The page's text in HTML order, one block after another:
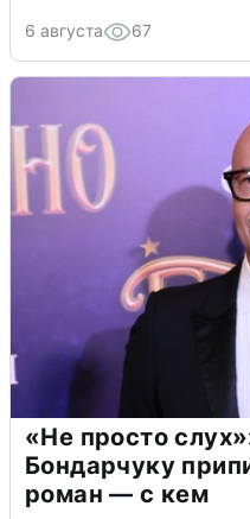
6 августа 67
«Не просто
Бондарчуку
роман — с кем